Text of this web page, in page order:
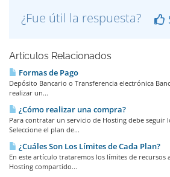
¿Fue útil la respuesta?
Artículos Relacionados
Formas de Pago
Depósito Bancario o Transferencia electrónica
realizar un...
¿Cómo realizar una compra?
Para contratar un servicio de Hosting debe seguir
Seleccione el plan de...
¿Cuáles Son Los Límites de Cada Plan?
En este artículo trataremos los límites de recursos
Hosting compartido...